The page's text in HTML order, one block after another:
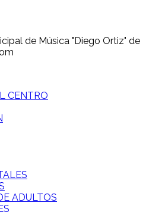
de Música "Diego Ortiz" de
CENTRO
ADULTOS